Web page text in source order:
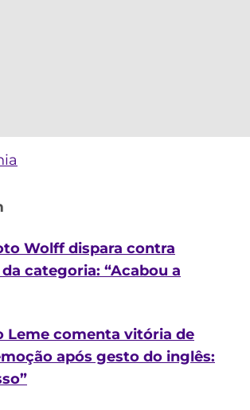
Wolff dispara contra
categoria: “Acabou a
Leme comenta vitória de
após gesto do inglês: